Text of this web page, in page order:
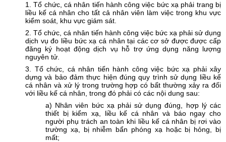
1. Tổ chức, cá nhân tiến hành công việc bức xạ phải trang bị
liều kế cá nhân cho tất cả nhân viên làm việc trong khu vực
kiểm soát, khu vực giám sát.
2. Tổ chức, cá nhân tiến hành công việc bức xạ phải sử dụng
dịch vụ đo liều bức xạ cá nhân tại các cơ sở được được cấp
đăng ký hoạt động dịch vụ hỗ trợ ứng dụng năng lượng
nguyên tử.
3. Tổ chức, cá nhân tiến hành công việc bức xạ phải xây
dựng và bảo đảm thực hiện đúng quy trình sử dụng liều kế
cá nhân và xử lý trong trường hợp có bất thường xảy ra đối
với liều kế cá nhân, trong đó phải có các nội dung sau:
a) Nhân viên bức xạ phải sử dụng đúng, hợp lý các
thiết bị kiểm xạ, liều kế cá nhân và báo ngay cho
người phụ trách an toàn khi liều kế cá nhân bị rơi vào
trường xạ, bị nhiễm bẩn phóng xạ hoặc bị hỏng, bị
mất;